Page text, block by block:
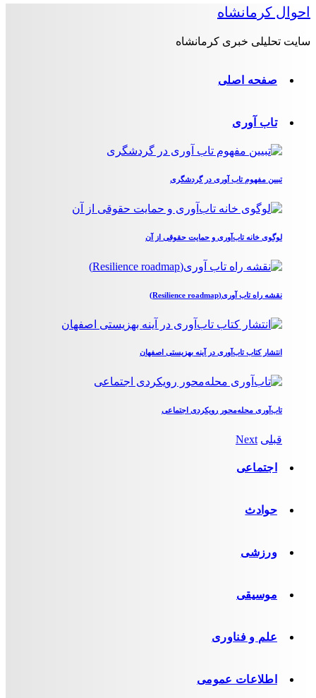
احوال کرمانشاه
سایت تحلیلی خبری کرمانشاه
صفحه اصلی
تاب آوری
تبیین مفهوم تاب آوری در گردشگری
لوگوی خانه تاب‌آوری و حمایت حقوقی از آن
نقشه راه تاب آوری(Resilience roadmap)
انتشار کتاب تاب‌آوری در آینه بهزیستی اصفهان
تاب‌آوری محله‌محور رویکردی اجتماعی
قبلی Next
اجتماعی
حوادث
ورزشی
موسیقی
علم و فناوری
اطلاعات عمومی